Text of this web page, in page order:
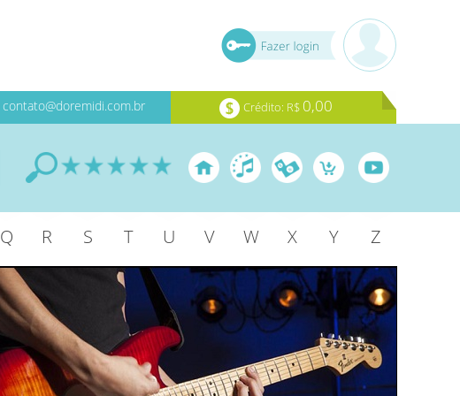
contato@doremidi.com.br Crédito: R$ 0,00
Q R S T U V W X Y Z